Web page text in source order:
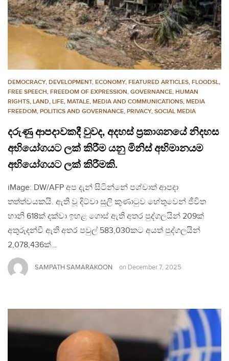
DEMOCRACY, DEVELOPMENT, ECONOMY, FEATURED ARTICLES, FLOODSL,
FREE SPEECH, FREEDOM OF EXPRESSION, GOVERNANCE, HUMAN
RIGHTS, LAND, LIFE, MATALE, MEDIA AND COMMUNICATIONS, MEDIA
FREEDOM, POLITICS AND GOVERNANCE, PRIVACY, SOCIAL MEDIA
දරුණු ආපදාවකදී වුවද, අදහස් ප්‍රකාශනයේ නිදහස
අභියෝගයට ලක් කිරීම යනු මිනිස් අභිමානයම
අභියෝගයට ලක් කිරීමකි.
iMage: DW/AFP අප දැන් සිටින්නේ පශ්චාත් ආපදා
තත්ත්වයකයි. ඇති වූ දිට්වා සුලි කුණාටුව හේතුවෙන් ජීවිත
හානි 618ක් දක්වා ඉහළ ගොස් ඇති අතර පුද්ගලයින් 209ක්
අතුරුදන්වී ඇති අතර පවුල් 583,030කට අයත් පුද්ගලයින්
2,078,436ක්…
SAMPATH SAMARAKOON on December 7, 2025